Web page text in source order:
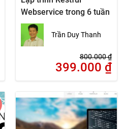
Webservice trong 6 tuần
Trần Duy Thanh
800.000₫
399.000 ₫